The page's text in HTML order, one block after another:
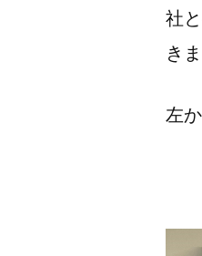
社
き
左
（
（